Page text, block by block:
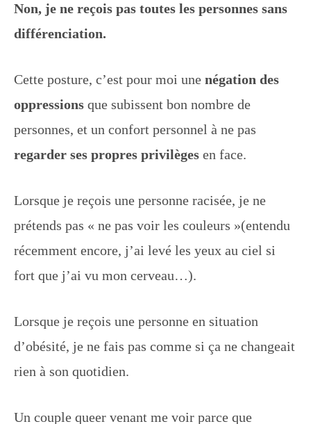
Non, je ne reçois pas toutes les personnes sans
différenciation.
Cette posture, c’est pour moi une négation des
oppressions que subissent bon nombre de
personnes, et un confort personnel à ne pas
regarder ses propres privilèges en face.
Lorsque je reçois une personne racisée, je ne
prétends pas « ne pas voir les couleurs »(entendu
récemment encore, j’ai levé les yeux au ciel si
fort que j’ai vu mon cerveau…).
Lorsque je reçois une personne en situation
d’obésité, je ne fais pas comme si ça ne changeait
rien à son quotidien.
Un couple queer venant me voir parce que